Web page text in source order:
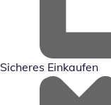
Sicheres Einkaufen